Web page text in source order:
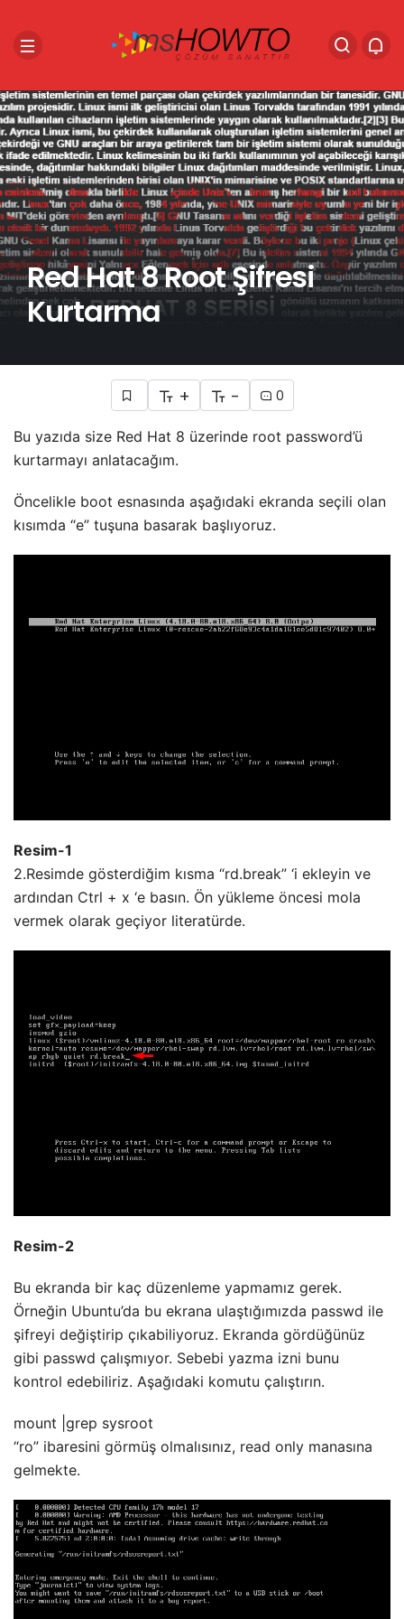
Red Hat 8 Root Şifresi
Kurtarma
+ - 0
Bu yazıda size Red Hat 8 üzerinde root password’ü
kurtarmayı anlatacağım.
Öncelikle boot esnasında aşağıdaki ekranda seçili olan
kısımda “e” tuşuna basarak başlıyoruz.
Resim-1
2.Resimde gösterdiğim kısma “rd.break” ‘i ekleyin ve
ardından Ctrl + x ‘e basın. Ön yükleme öncesi mola
vermek olarak geçiyor literatürde.
Resim-2
Bu ekranda bir kaç düzenleme yapmamız gerek.
Örneğin Ubuntu’da bu ekrana ulaştığımızda passwd ile
şifreyi değiştirip çıkabiliyoruz. Ekranda gördüğünüz
gibi passwd çalışmıyor. Sebebi yazma izni bunu
kontrol edebiliriz. Aşağıdaki komutu çalıştırın.
mount |grep sysroot
“ro” ibaresini görmüş olmalısınız, read only manasına
gelmekte.